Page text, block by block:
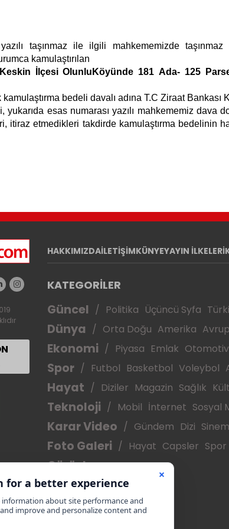
taşınmaz ile ilgili mahkememizde
kamulaştırılan
Keskin İlçesi OlunluKöyünde 181 Ada- 125
bedeli davalı adına T.C Ziraat Bankası
yukarıda esas numarası yazılı mahkememiz
itiraz etmedikleri takdirde kamulaştırma
HAKKIMIZDAİLETİŞİMKÜNYEYAYIN İLKELERİ
KATEGORİLER
Güncel Politika Üçüncü Syfa
Dünya Orta Doğu Amerika
Ekonomi Piyasa Emlak Otomotiv
Spor Futbol Basketbol Voleybol
Hayat Diziler Magazin Sağlık
Teknoloji Mobil İnternet Sosyal
Karar Video Gündem Dizi
Foto Galeri Hayat Capsler Spor
Görüşler
Yazarlar